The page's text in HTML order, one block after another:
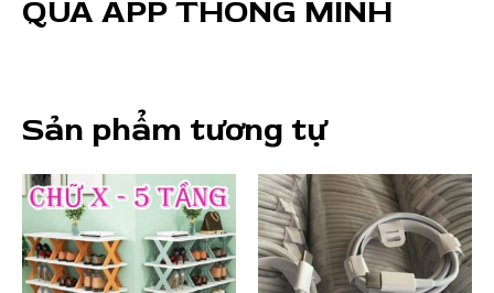
QUA APP THÔNG MINH
Sản phẩm tương tự